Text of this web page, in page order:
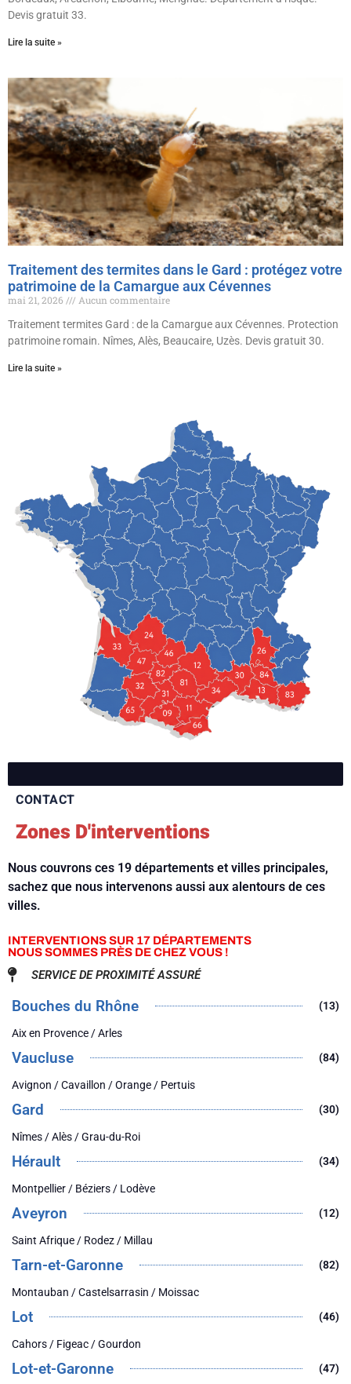
Devis gratuit 33.
Lire la suite »
Traitement des termites dans le Gard : protégez votre
patrimoine de la Camargue aux Cévennes
mai 21, 2026
Aucun commentaire
Traitement termites Gard : de la Camargue aux Cévennes. Protection
patrimoine romain. Nîmes, Alès, Beaucaire, Uzès. Devis gratuit 30.
Lire la suite »
CONTACT
Zones D'interventions
Nous couvrons ces 19 départements et villes principales,
sachez que nous intervenons aussi aux alentours de ces
villes.
INTERVENTIONS SUR 17 DÉPARTEMENTS
NOUS SOMMES PRÈS DE CHEZ VOUS !
SERVICE DE PROXIMITÉ ASSURÉ
Bouches du Rhône (13)
Aix en Provence / Arles
Vaucluse (84)
Avignon / Cavaillon / Orange / Pertuis
Gard (30)
Nîmes / Alès / Grau-du-Roi
Hérault (34)
Montpellier / Béziers / Lodève
Aveyron (12)
Saint Afrique / Rodez / Millau
Tarn-et-Garonne (82)
Montauban / Castelsarrasin / Moissac
Lot (46)
Cahors / Figeac / Gourdon
Lot-et-Garonne (47)